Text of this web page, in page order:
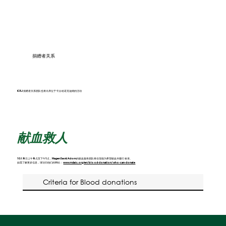
献血救人
ICEJ 捐赠者关系团队也将出席位于卡法·哈诺克迪姆的活动
10月8日上午8点至下午1点，Magen David Adom的献血服务团队将在现场为希望献血并履行 标准。
如需了解更多信息，请访问他们的网站：www.mdais.org/en/blood-donation/who-can-donate
Criteria for Blood donations
捐赠者关系